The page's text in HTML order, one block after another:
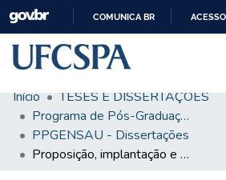
CONTEÚDO
COMUNICA BR
Comunidades & Coleções
Busca Facetada
Início
TESES E DISSERTAÇÕES
Programa de Pós-Graduação em Ensino na Saúde
PPGENSAU - Dissertações
Proposição, implantação e avaliação de um repositório de objetos de aprendizagem na Universidade Federal de Ciências da Saúde de Porto Alegre (UFCSPA)